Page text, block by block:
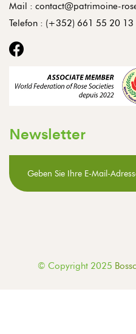
Mail : contact@patrimoine-
Telefon : (+352) 661 55 20 13
Newsletter
© Copyright 2025